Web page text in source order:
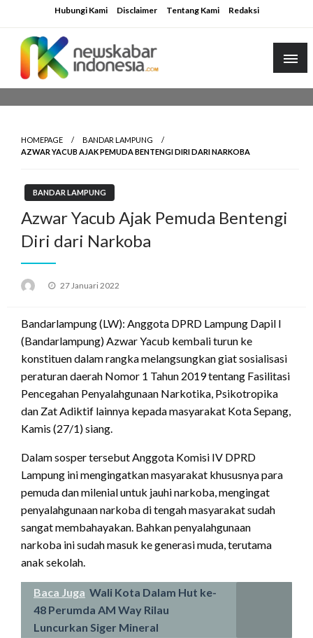
to
content
Hubungi Kami Disclaimer Tentang Kami Redaksi
HOMEPAGE
BANDAR LAMPUNG
AZWAR YACUB AJAK PEMUDA BENTENGI DIRI DARI NARKOBA
BANDAR LAMPUNG
Azwar Yacub Ajak Pemuda Bentengi
Diri dari Narkoba
Posted
27 Januari 2022
Bandarlampung (LW): Anggota DPRD Lampung Dapil I
(Bandarlampung) Azwar Yacub kembali turun ke
konstituen dalam rangka melangsungkan giat sosialisasi
peraturan daerah Nomor 1 Tahun 2019 tentang Fasilitasi
Pencegahan Penyalahgunaan Narkotika, Psikotropika
dan Zat Adiktif lainnya kepada masyarakat Kota Sepang,
Kamis (27/1) siang.
Dalam sosper tersebut Anggota Komisi IV DPRD
Lampung ini mengingatkan masyarakat khususnya para
pemuda dan milenial untuk jauhi narkoba, mengingat
penyalahgunaan narkoba di tengah masyarakat sudah
sangat membahayakan. Bahkan penyalahgunaan
narkoba ini sudah masuk ke generasi muda, terutama
anak sekolah.
Baca Juga Wali Kota Dalam Hut ke-
48 Perumda AM Way Rilau
Luncurkan Siger Mineral